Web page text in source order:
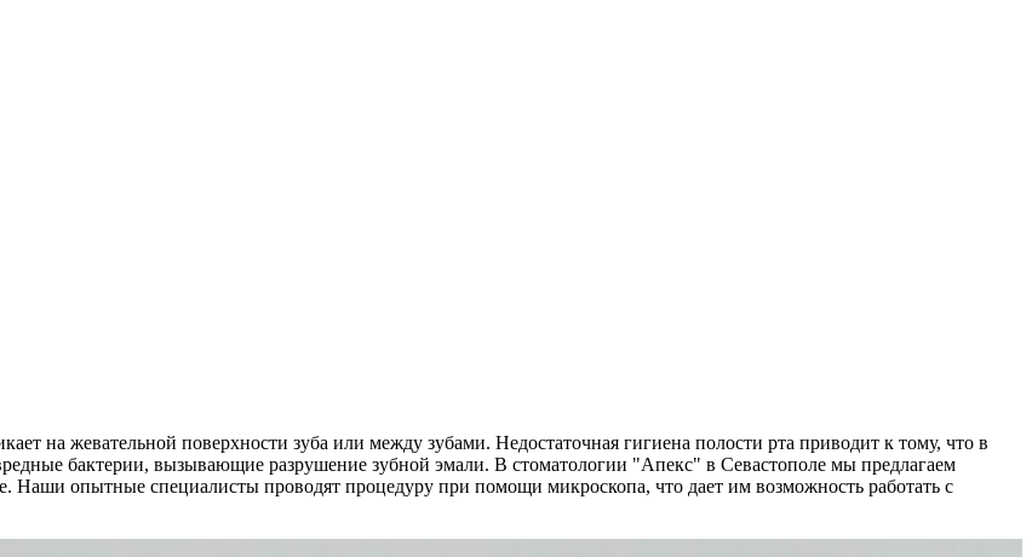
на жевательной поверхности зуба или между зубами. Недостаточная гигиена полости рта приводит к тому, что в
бактерии, вызывающие разрушение зубной эмали. В стоматологии "Апекс" в Севастополе мы предлагаем
Наши опытные специалисты проводят процедуру при помощи микроскопа, что дает им возможность работать с